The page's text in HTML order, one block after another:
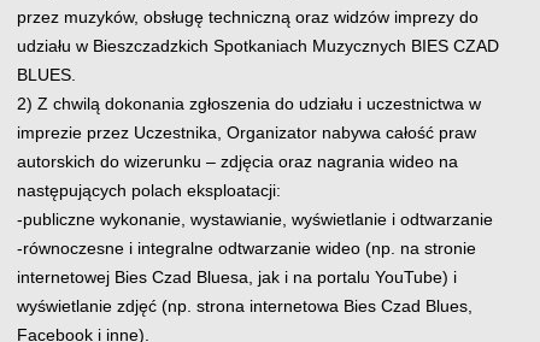
przez muzyków, obsługę techniczną oraz widzów imprezy do
udziału w Bieszczadzkich Spotkaniach Muzycznych BIES CZAD
BLUES.
2) Z chwilą dokonania zgłoszenia do udziału i uczestnictwa w
imprezie przez Uczestnika, Organizator nabywa całość praw
autorskich do wizerunku – zdjęcia oraz nagrania wideo na
następujących polach eksploatacji:
-publiczne wykonanie, wystawianie, wyświetlanie i odtwarzanie
-równoczesne i integralne odtwarzanie wideo (np. na stronie
internetowej Bies Czad Bluesa, jak i na portalu YouTube) i
wyświetlanie zdjęć (np. strona internetowa Bies Czad Blues,
Facebook i inne).